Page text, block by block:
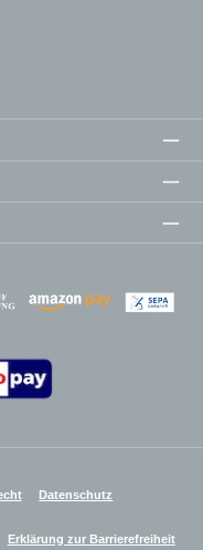
Zahlungsanbieter
Datenschutz
Erklärung zur Barrierefreiheit